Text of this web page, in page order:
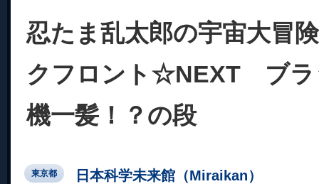
忍たま乱太郎の宇宙大冒
クフロント☆NEXT ブラ
機一髪！？の段
東京都 日本科学未来館（Miraikan）